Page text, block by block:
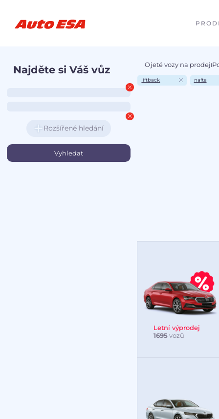
Najděte si Váš vůz
Rozšířené hledání
Ojeté vozy na prodejI
liftback nafta
Letní výprodej
1695vozů